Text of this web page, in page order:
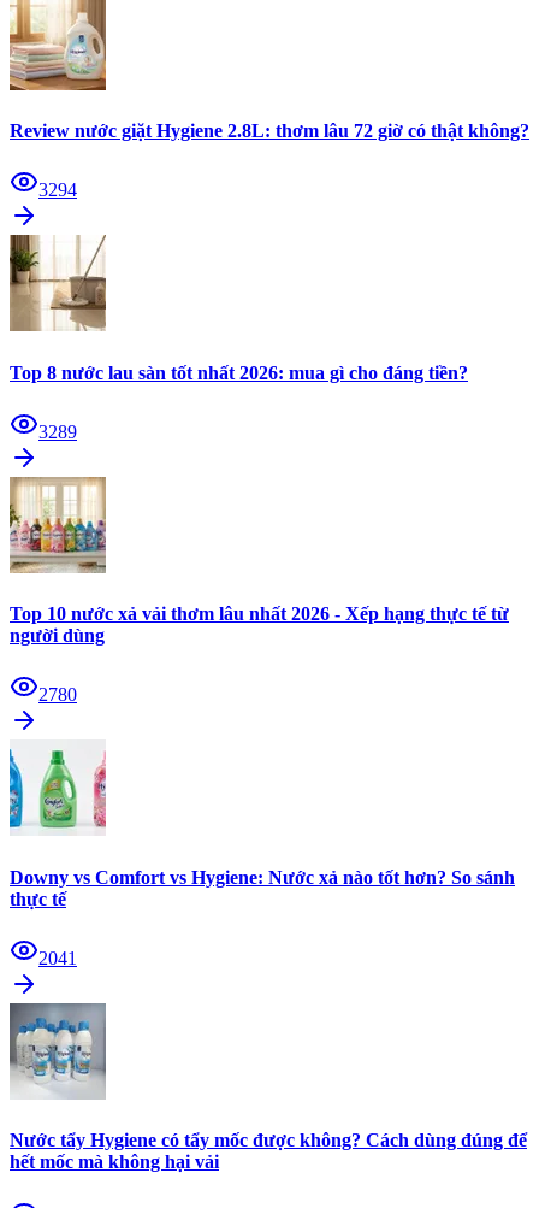
Review nước giặt Hygiene 2.8L: thơm lâu 72 giờ có thật không?
3294
Top 8 nước lau sàn tốt nhất 2026: mua gì cho đáng tiền?
3289
Top 10 nước xả vải thơm lâu nhất 2026 - Xếp hạng thực tế từ
người dùng
2780
Downy vs Comfort vs Hygiene: Nước xả nào tốt hơn? So sánh
thực tế
2041
Nước tẩy Hygiene có tẩy mốc được không? Cách dùng đúng để
hết mốc mà không hại vải